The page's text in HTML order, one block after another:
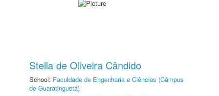
Stella de Oliveira Cândido
School: Faculdade de Engenharia e Ciências (Câmpus
de Guaratinguetá)